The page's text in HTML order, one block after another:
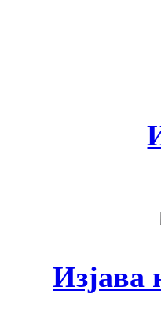
Изјава